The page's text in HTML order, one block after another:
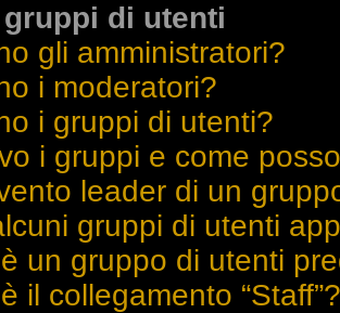
di utenti
gli amministratori?
i moderatori?
i gruppi di utenti?
i gruppi e come
leader di un
gruppi di utenti
un gruppo di utenti
il collegamento “Staff”?